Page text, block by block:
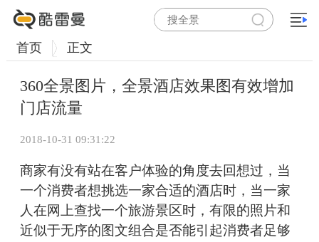
首页 正文
360全景图片，全景酒店效果图有效增加
门店流量
2018-10-31 09:31:22
商家有没有站在客户体验的角度去回想过，当
一个消费者想挑选一家合适的酒店时，当一家
人在网上查找一个旅游景区时，有限的照片和
近似于无序的图文组合是否能引起消费者足够